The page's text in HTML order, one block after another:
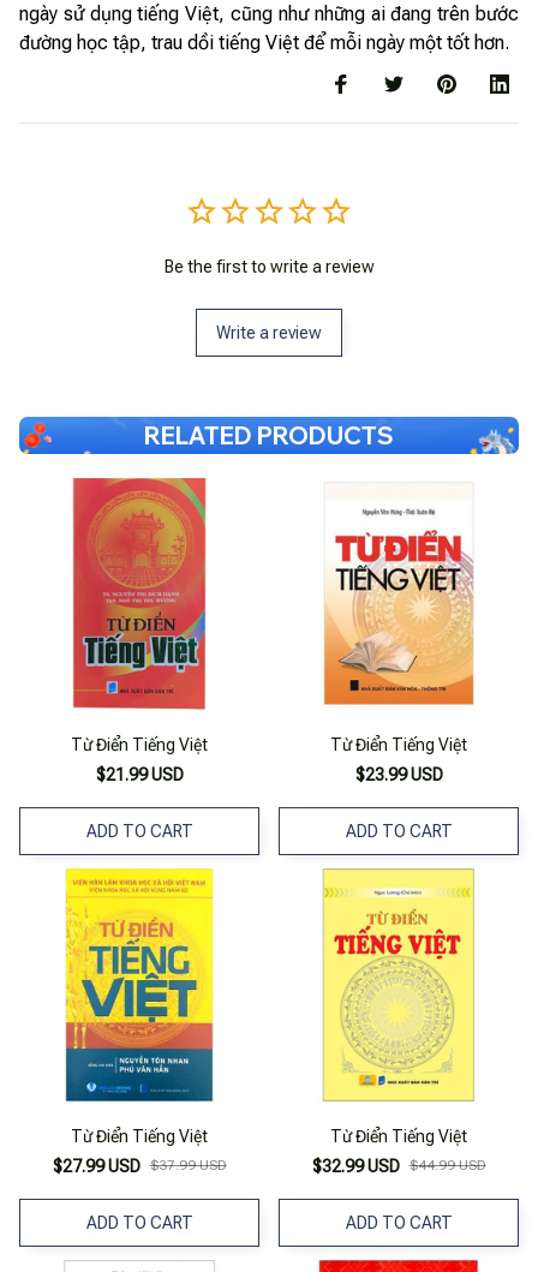
ngày sử dụng tiếng Việt, cũng như những ai đang trên bước
đường học tập, trau dồi tiếng Việt để mỗi ngày một tốt hơn.
Be the first to write a review
Write a review
RELATED PRODUCTS
Từ Điển Tiếng Việt
$21.99 USD
ADD TO CART
Từ Điển Tiếng Việt
$23.99 USD
ADD TO CART
Từ Điển Tiếng Việt
$27.99 USD $37.99 USD
ADD TO CART
Từ Điển Tiếng Việt
$32.99 USD $44.99 USD
ADD TO CART